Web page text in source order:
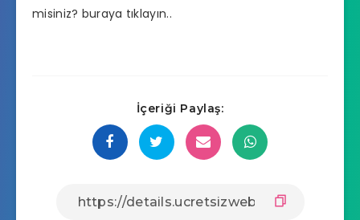
misiniz? buraya tıklayın..
İçeriği Paylaş: